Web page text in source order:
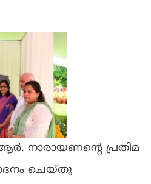
നാരായണന്റെ പ്രതിമ
ചെയ്തു